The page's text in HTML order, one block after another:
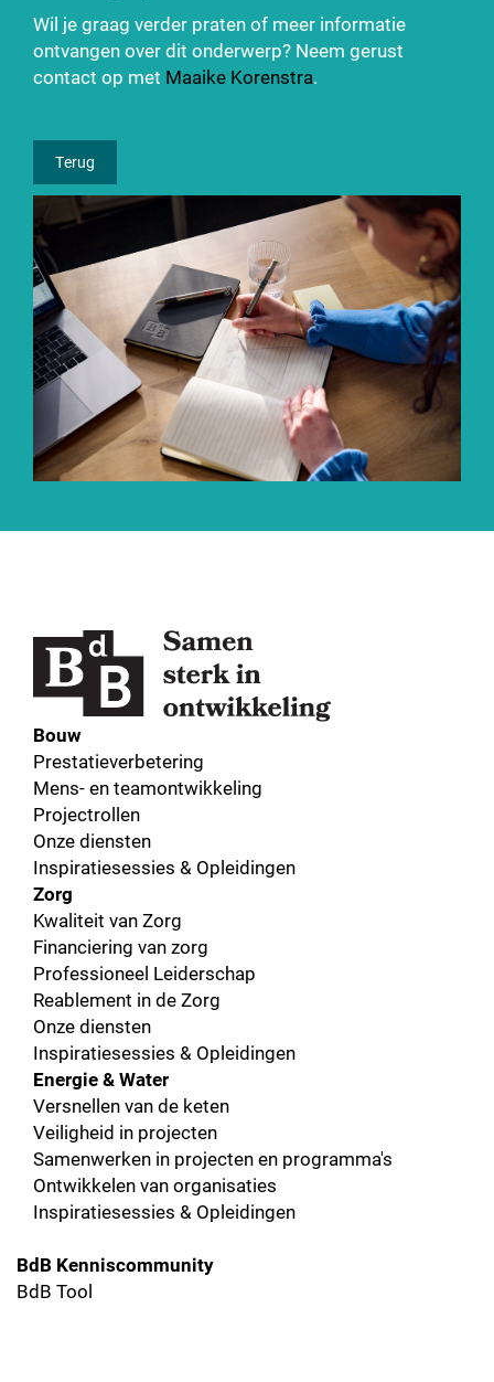
Wil je graag verder praten of meer informatie
ontvangen over dit onderwerp? Neem gerust
contact op met Maaike Korenstra.
Terug
Bouw
Prestatieverbetering
Mens- en teamontwikkeling
Projectrollen
Onze diensten
Inspiratiesessies & Opleidingen
Zorg
Kwaliteit van Zorg
Financiering van zorg
Professioneel Leiderschap
Reablement in de Zorg
Onze diensten
Inspiratiesessies & Opleidingen
Energie & Water
Versnellen van de keten
Veiligheid in projecten
Samenwerken in projecten en programma's
Ontwikkelen van organisaties
Inspiratiesessies & Opleidingen
BdB Kenniscommunity
BdB Tool